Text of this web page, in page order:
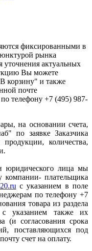
фиксированными в
рынка
уточнения актуальных
Вы можете
корзину" и также
почте
телефону +7 (495) 987-
на основании счета,
по заявке Заказчика
количества,
юридического лица мы
компании- плательщика
с указанием в поле
по телефону +7
товара из раздела
указанием также их
(и согласования срока
поставляющихся под
счет на оплату.